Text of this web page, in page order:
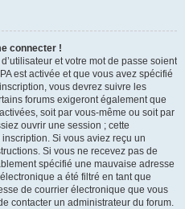
connecter !
et votre mot de passe soient
est activée et que vous avez spécifié
vous devrez suivre les
forums exigeront également que
soit par vous-même ou soit par
ouvrir une session ; cette
Si vous aviez reçu un
Si vous ne recevez pas de
spécifié une mauvaise adresse
a été filtré en tant que
de courrier électronique que vous
contacter un administrateur du forum.